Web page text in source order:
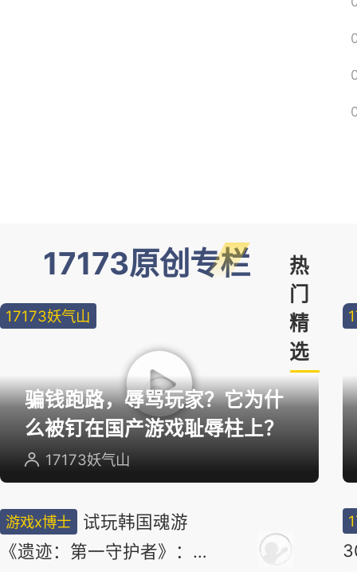
17173原创专栏
热
门
精
选
17173妖气山
骗钱跑路，辱骂玩家？它为什
么被钉在国产游戏耻辱柱上？
17173妖气山
游戏x博士
试玩韩国魂游
《遗迹：第一守护者》：求